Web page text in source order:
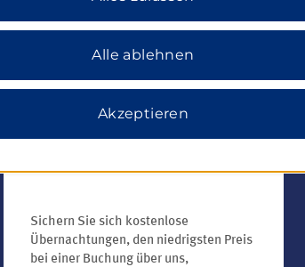
Mitgliedsvorteile
Sichern Sie sich kostenlose
Übernachtungen, den niedrigsten Preis
bei einer Buchung über uns,
Alle ablehnen
Akzeptieren